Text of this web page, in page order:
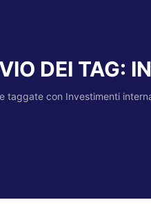
DEI TAG:
taggate con Investimenti